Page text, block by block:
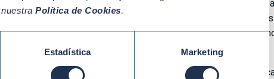
Política de Cookies.
Estadística Marketing
de las emisiones anuales a la atmósfera de dióxido de carbono
). Los ecosistemas
del clima que además aumenta a un ritmo vertiginoso,
de los niveles preindustriales estimados.
de carbono está aumentando la acidez del océano y